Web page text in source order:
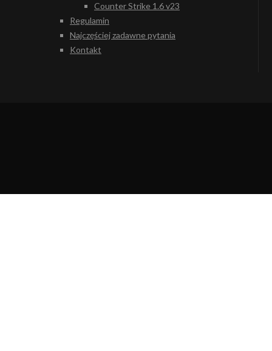
Counter Strike 1.6 v23
Regulamin
Najczęściej zadawne pytania
Kontakt